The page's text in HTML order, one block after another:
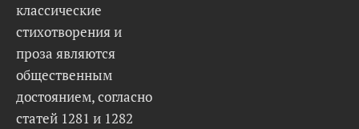
классические
стихотворения и
проза являются
общественным
достоянием, согласно
статей 1281 и 1282